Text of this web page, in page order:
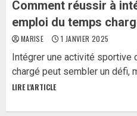
Comment réussir à
emploi du temps
MARISE 1 JANVIER 2025
Intégrer une activité sportive
chargé peut sembler un défi,
LIRE L'ARTICLE